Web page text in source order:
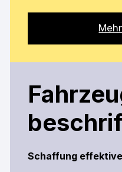
Schaffung